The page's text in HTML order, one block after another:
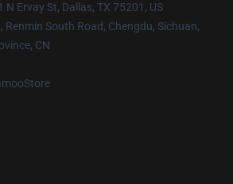
N Ervay St, Dallas, TX 75201, US
Renmin South Road, Chengdu, Sichuan,
CN